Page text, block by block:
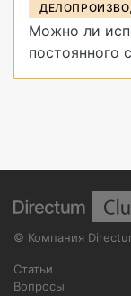
Можно ли
постоянного
© Компания
Статьи
Вопросы